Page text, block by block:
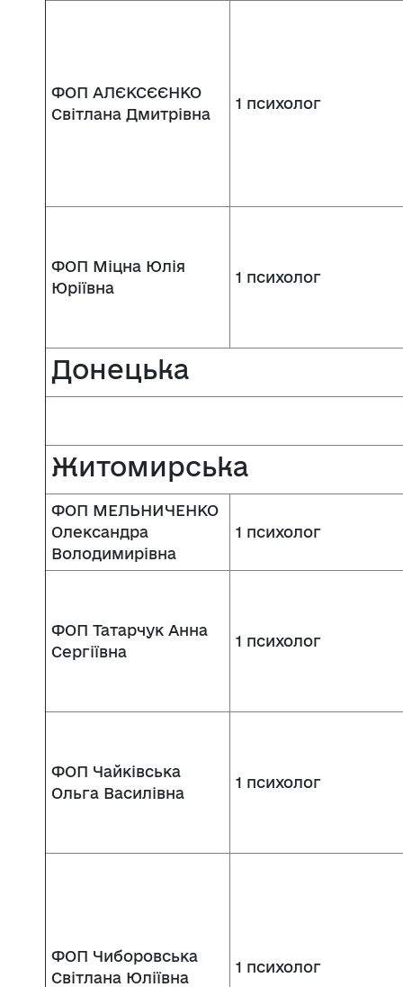
ФОП АЛЄКСЄЄНКО
Світлана Дмитрівна
1 психолог
ФОП Міцна Юлія
Юріївна
1 психолог
Донецька
Житомирська
ФОП МЕЛЬНИЧЕНКО
Олександра
Володимирівна
1 психолог
ФОП Татарчук Анна
Сергіївна
1 психолог
ФОП Чайківська
Ольга Василівна
1 психолог
ФОП Чиборовська
Світлана Юліївна
1 психолог